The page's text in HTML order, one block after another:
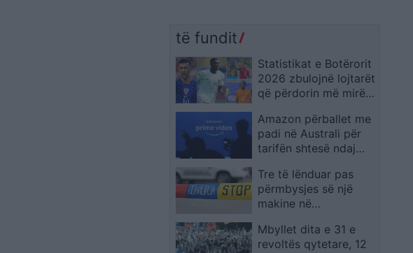
të fundit
Statistikat e Botërorit
2026 zbulojnë lojtarët
që përdorin më mirë
Amazon përballet me
padi në Australi për
tarifën shtesë ndaj
Video pa reklama
Tre të lënduar pas
përmbysjes së një
makine në
në Maqedoni
Mbyllet dita e 31 e
revoltës qytetare, 12